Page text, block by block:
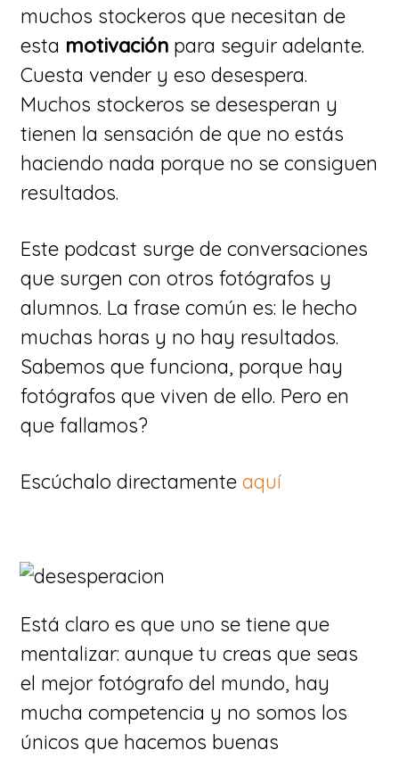
muchos stockeros que necesitan de
esta motivación para seguir adelante.
Cuesta vender y eso desespera.
Muchos stockeros se desesperan ​y
tienen la sensación de que no estás
haciendo nada porque no se consiguen
resultados.
Este podcast surge de conversaciones
que surgen con otros fotógrafos y
alumnos. La frase común es: le hecho
muchas horas y no hay resultados.
Sabemos que funciona, porque hay
fotógrafos que viven de ello. Pero en
que fallamos?
Escúchalo directamenteaquí
Está claro es que uno se tiene que
mentalizar: aunque tu creas que seas
el mejor fotógrafo del mundo, hay
mucha competencia y no somos los
únicos que hacemos buenas